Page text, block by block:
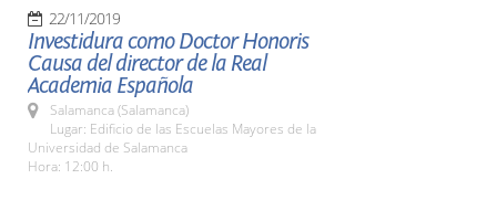
22/11/2019
Investidura como Doctor Honoris
Causa del director de la Real
Academia Española
Salamanca (Salamanca)
Lugar: Edificio de las Escuelas Mayores de la
Universidad de Salamanca
Hora: 12:00 h.